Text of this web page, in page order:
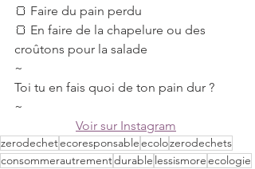
🍞 Faire du pain perdu
🍞 En faire de la chapelure ou des
croûtons pour la salade
~
Toi tu en fais quoi de ton pain dur ?
~
Voir sur Instagram
zerodechetecoresponsableecolozerodechets
consommerautrementdurable lessismoreecologie